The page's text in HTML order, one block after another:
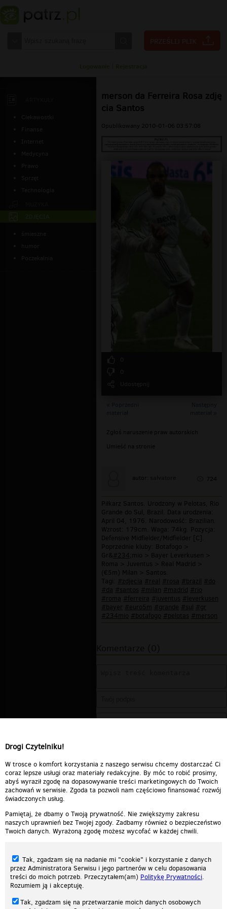
merson da Ferreira Rosa zdję
cia Santos
Opublikowany 2010-01-06 03:57:08
Zgłoś naruszenie praw autorskich
Umieść na stronie
autor: 724
Piłkarz Santos. Urodzony w Pelotas, Rio
Grande do Sul, Brazil. Data urodzenia:
April 04, 1976. Narodowość: Brazilian.
Wzrost: 179cm. Waga: 74kg. Pozycja:
Defensive Midfielder/Midfielder [C].
Poprzednie kluby: Botafogo >
Gr&#234;mio > Bayer Leverkusen >
Roma > Juventus > Real Madrid >
(€5m) Milan > Santos.
Tagi: #zdjecia #real #rosa #brazil #do
#da #santos #milan #madrid #rio
#roma #ferreira #juventus #leverkusen
#bayer #euro5m #grande #sul #gr
#234mio #botafogo #pelotas #merson
Nasza strona internetowa używa plików cookies (tzw. ciasteczka) w celach
Drogi Czytelniku!
W trosce o komfort korzystania z naszego serwisu chcemy dostarczać Ci
coraz lepsze usługi oraz materiały redakcyjne. By móc to robić prosimy,
abyś wyraził zgodę na dopasowywanie treści marketingowych do Twoich
zachowań w serwisie. Zgoda ta pozwoli nam częściowo finansować rozwój
świadczonych usług.
Pamiętaj, że dbamy o Twoją prywatność. Nie zwiększymy zakresu
naszych uprawnień bez Twojej zgody. Zadbamy również o bezpieczeństwo
Twoich danych. Wyrażoną zgodę możesz wycofać w każdej chwili.
Tak, zgadzam się na nadanie mi "cookie" i korzystanie z danych
przez Administratora Serwisu i jego partnerów w celu dopasowania
treści do moich potrzeb. Przeczytałem(am) Politykę Prywatności.
Rozumiem ją i akceptuję.
Tak, zgadzam się na przetwarzanie moich danych osobowych